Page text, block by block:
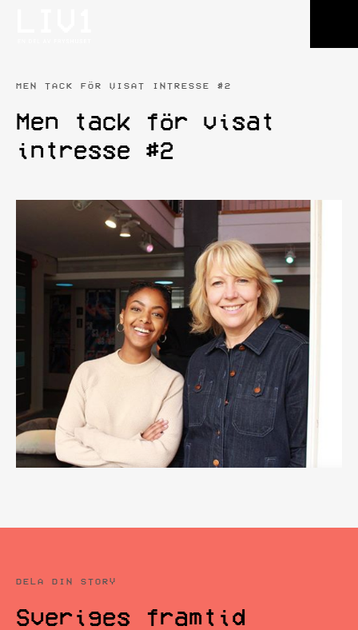
MEN TACK FÖR VISAT INTRESSE #2
Men tack för visat
intresse #2
DELA DIN STORY
Sveriges framtid